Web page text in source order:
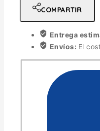
COMPARTIR
Entrega
Envíos: El